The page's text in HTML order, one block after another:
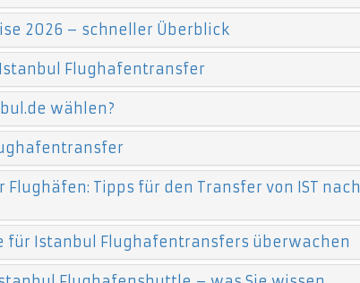
2026 – schneller Überblick
Flughafentransfer
wählen?
Tipps für den Transfer von IST nach
für Istanbul Flughafentransfers überwachen